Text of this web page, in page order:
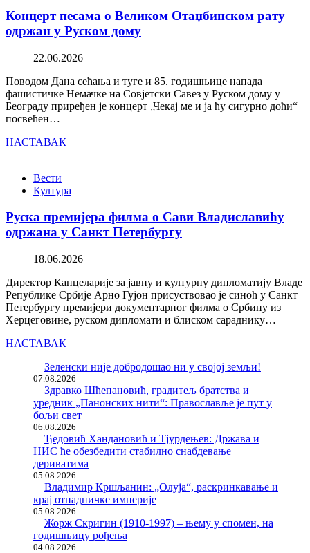
Концерт песама о Великом Отаџбинском рату
одржан у Руском дому
22.06.2026
Поводом Дана сећања и туге и 85. годишњице напада
фашистичке Немачке на Совјетски Савез у Руском дому у
Београду приређен је концерт „Чекај ме и ја ћу сигурно доћи“
посвећен…
НАСТАВАК
Вести
Култура
Руска премијера филма о Сави Владиславићу
одржана у Санкт Петербургу
18.06.2026
Директор Канцеларије за јавну и културну дипломатију Владе
Републике Србије Арно Гујон присуствовао је синоћ у Санкт
Петербургу премијери документарног филма о Србину из
Херцеговине, руском дипломати и блиском сараднику…
НАСТАВАК
Зеленски није добродошао ни у својој земљи!
07.08.2026
Здравко Шћепановић, градитељ братства и
уредник „Панонских нити“: Православље је пут у
бољи свет
06.08.2026
Ђедовић Хандановић и Тјурдењев: Држава и
НИС ће обезбедити стабилно снабдевање
дериватима
05.08.2026
Владимир Кршљанин: „Олуја“, раскринкавање и
крај отпадничке империје
05.08.2026
Жорж Скригин (1910-1997) – њему у спомен, на
годишњицу рођења
04.08.2026